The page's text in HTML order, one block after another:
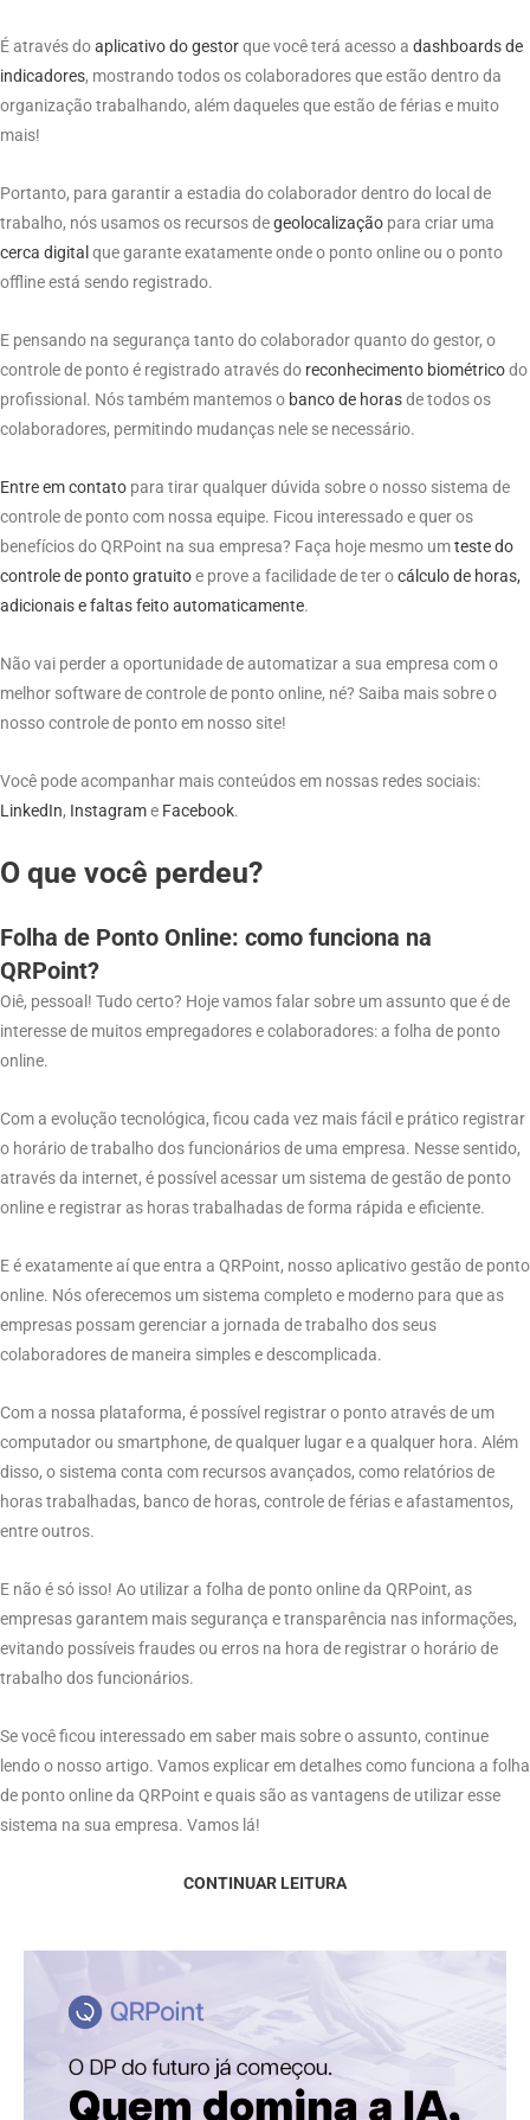
É através doaplicativo do gestorque você terá acesso a dashboards de
indicadores, mostrando todos os colaboradores que estão dentro da
organização trabalhando, além daqueles que estão de férias e muito
mais!
Portanto, para garantir a estadia do colaborador dentro do local de
trabalho, nós usamos os recursos degeolocalização para criar uma
cerca digital que garante exatamente onde o ponto online ou o ponto
offline está sendo registrado.
E pensando na segurança tanto do colaborador quanto do gestor, o
controle de ponto é registrado através do reconhecimento biométricodo
profissional. Nós também mantemos o banco de horasde todos os
colaboradores, permitindo mudanças nele se necessário.
Entre em contato para tirar qualquer dúvida sobre o nosso sistema de
controle de ponto com nossa equipe. Ficou interessado e quer os
benefícios do QRPoint na sua empresa? Faça hoje mesmo umteste do
controle de ponto gratuitoe prove a facilidade de ter ocálculo de horas,
adicionais e faltas feito automaticamente.
Não vai perder a oportunidade de automatizar a sua empresa com o
melhor software de controle de ponto online, né? Saiba mais sobre o
nosso controle de ponto em nosso site!
Você pode acompanhar mais conteúdos em nossas redes sociais:
LinkedIn, Instagrame Facebook.
O que você perdeu?
Folha de Ponto Online: como funciona na
QRPoint?
Oiê, pessoal! Tudo certo? Hoje vamos falar sobre um assunto que é de
interesse de muitos empregadores e colaboradores: a folha de ponto
online.
Com a evolução tecnológica, ficou cada vez mais fácil e prático registrar
o horário de trabalho dos funcionários de uma empresa. Nesse sentido,
através da internet, é possível acessar um sistema de gestão de ponto
online e registrar as horas trabalhadas de forma rápida e eficiente.
E é exatamente aí que entra a QRPoint, nosso aplicativo gestão de ponto
online. Nós oferecemos um sistema completo e moderno para que as
empresas possam gerenciar a jornada de trabalho dos seus
colaboradores de maneira simples e descomplicada.
Com a nossa plataforma, é possível registrar o ponto através de um
computador ou smartphone, de qualquer lugar e a qualquer hora. Além
disso, o sistema conta com recursos avançados, como relatórios de
horas trabalhadas, banco de horas, controle de férias e afastamentos,
entre outros.
E não é só isso! Ao utilizar a folha de ponto online da QRPoint, as
empresas garantem mais segurança e transparência nas informações,
evitando possíveis fraudes ou erros na hora de registrar o horário de
trabalho dos funcionários.
Se você ficou interessado em saber mais sobre o assunto, continue
lendo o nosso artigo. Vamos explicar em detalhes como funciona a folha
de ponto online da QRPoint e quais são as vantagens de utilizar esse
sistema na sua empresa. Vamos lá!
CONTINUAR LEITURA